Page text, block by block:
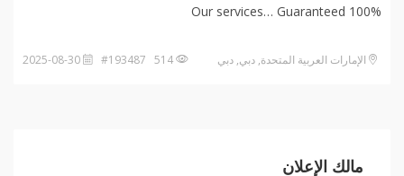
Our services… Guaranteed 100%
الإمارات العربية المتحدة, دبي, دبي
مالك الإعلان